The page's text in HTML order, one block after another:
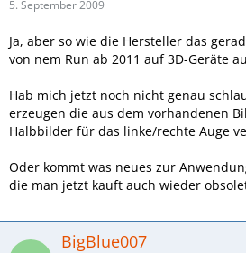
5. September 2009
Ja, aber so wie die Hersteller das
von nem Run ab 2011 auf 3D-Geräte
Hab mich jetzt noch nicht genau
erzeugen die aus dem vorhandenen
Halbbilder für das linke/rechte Auge
Oder kommt was neues zur
die man jetzt kauft auch wieder
BigBlue007